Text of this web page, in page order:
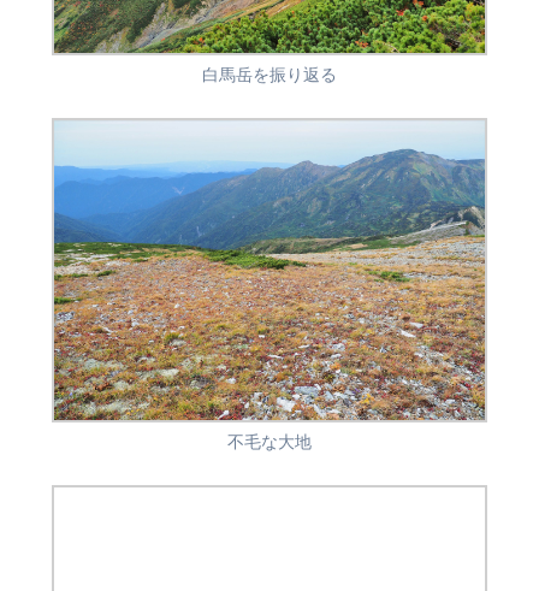
白馬岳を振り返る
不毛な大地